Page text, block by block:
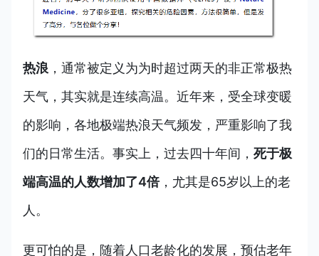
热浪 ，通常被定义为为时超过两天的非正常极热
天气，其实就是连续高温。近年来，受全球变暖
的影响，各地极端热浪天气频发，严重影响了我
们的日常生活。事实上，过去四十年间， 死于极
端高温的人数增加了4倍，尤其是65岁以上的老
人。
更可怕的是，随着人口老龄化的发展，预估老年